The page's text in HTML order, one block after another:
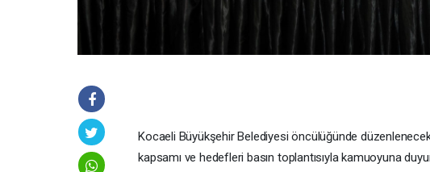
Kocaeli Büyükşehir Belediyesi öncülüğünde
kapsamı ve hedefleri basın toplantısıyla kamuoyuna